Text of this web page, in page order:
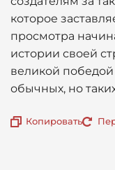
которое
просмотра
истории своей
великой
обычных, но
Копировать